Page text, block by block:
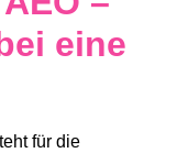
eine
für die